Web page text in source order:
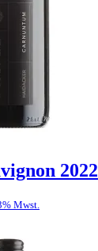
2022
Mwst.